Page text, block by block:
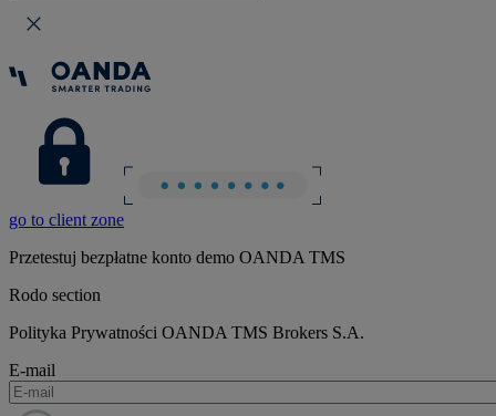
go to client zone
Przetestuj bezpłatne konto demo OANDA TMS
Rodo section
Polityka Prywatności OANDA TMS Brokers S.A.
E-mail